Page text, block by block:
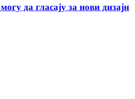
да гласају за нови дизајн